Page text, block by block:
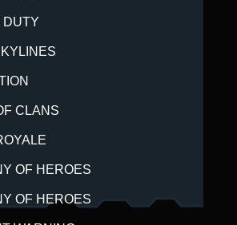
DUTY
CLANS
OF HEROES
OF HEROES